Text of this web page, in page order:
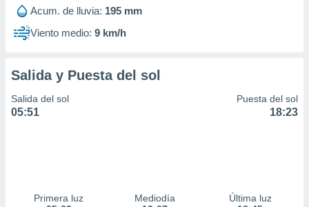
1199
Acum. de lluvia: 195 mm
Viento medio: 9 km/h
Salida y Puesta del sol
Salida del sol
05:51
Puesta del sol
18:23
Primera luz
Mediodía
Última luz